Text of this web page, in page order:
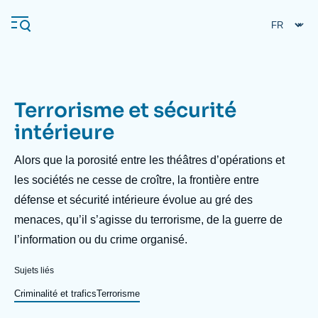
au
contenu
Navigation
principale
Analyses
À propos de l'Ifri Recherches fréquentes
Terrorisme et sécurité
intérieure
Description
Alors que la porosité entre les théâtres d’opérations et
les sociétés ne cesse de croître, la frontière entre
défense et sécurité intérieure évolue au gré des
menaces, qu’il s’agisse du terrorisme, de la guerre de
l’information ou du crime organisé.
Sujets liés
Criminalité et traficsTerrorisme